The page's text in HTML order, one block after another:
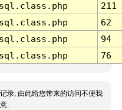
211
62
94
76
录, 由此给您带来的访问不便我
.